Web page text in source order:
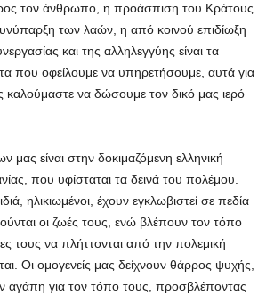
τον άνθρωπο, η προάσπιση του Κράτους
των λαών, η από κοινού επιδίωξη
και της αλληλεγγύης είναι τα
που οφείλουμε να υπηρετήσουμε, αυτά για
να δώσουμε τον δικό μας ιερό
είναι στην δοκιμαζόμενη ελληνική
που υφίσταται τα δεινά του πολέμου.
ηλικιωμένοι, έχουν εγκλωβιστεί σε πεδία
οι ζωές τους, ενώ βλέπουν τον τόπο
τους να πλήττονται από την πολεμική
Οι ομογενείς μας δείχνουν θάρρος ψυχής,
αγάπη για τον τόπο τους, προσβλέποντας